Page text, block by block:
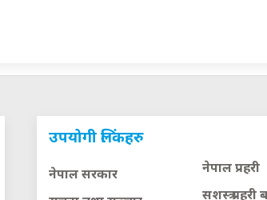
उपयोगी लिंकहरु
नेपाल सरकार
नेपाल प्रहरी
सशस्त्र प्रहरी